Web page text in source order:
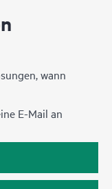
wann
E-Mail an